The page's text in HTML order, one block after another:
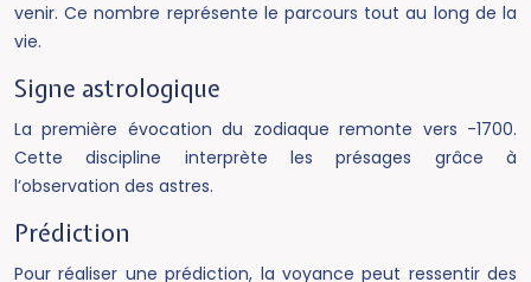
venir. Ce nombre représente le parcours tout au long de la
vie.
Signe astrologique
La première évocation du zodiaque remonte vers -1700.
Cette discipline interprète les présages grâce à
l’observation des astres.
Prédiction
Pour réaliser une prédiction, la voyance peut ressentir des